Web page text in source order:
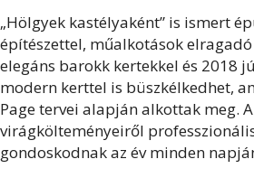
„Hölgyek kastélyaként” is ismert
építészettel, műalkotások
elegáns barokk kertekkel és 2018
modern kerttel is büszkélkedhet,
Page tervei alapján alkottak meg.
virágkölteményeiről
gondoskodnak az év minden